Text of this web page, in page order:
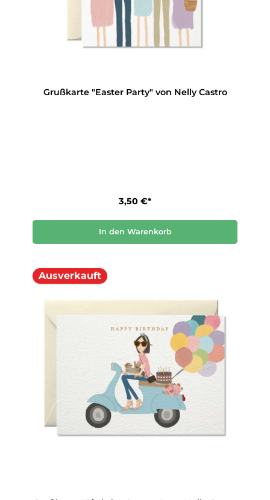
Grußkarte "Easter Party" von Nelly Castro
3,50 €*
In den Warenkorb
Ausverkauft